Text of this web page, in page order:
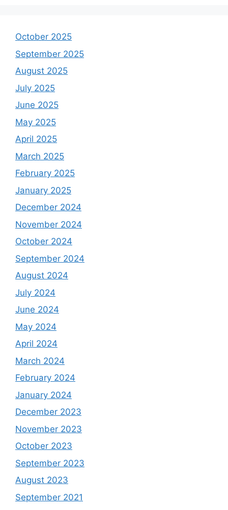
October 2025
September 2025
August 2025
July 2025
June 2025
May 2025
April 2025
March 2025
February 2025
January 2025
December 2024
November 2024
October 2024
September 2024
August 2024
July 2024
June 2024
May 2024
April 2024
March 2024
February 2024
January 2024
December 2023
November 2023
October 2023
September 2023
August 2023
September 2021